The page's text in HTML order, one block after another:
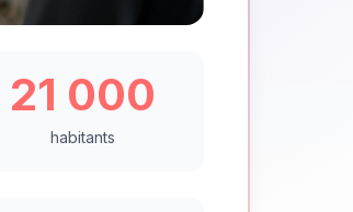
21 000
habitants